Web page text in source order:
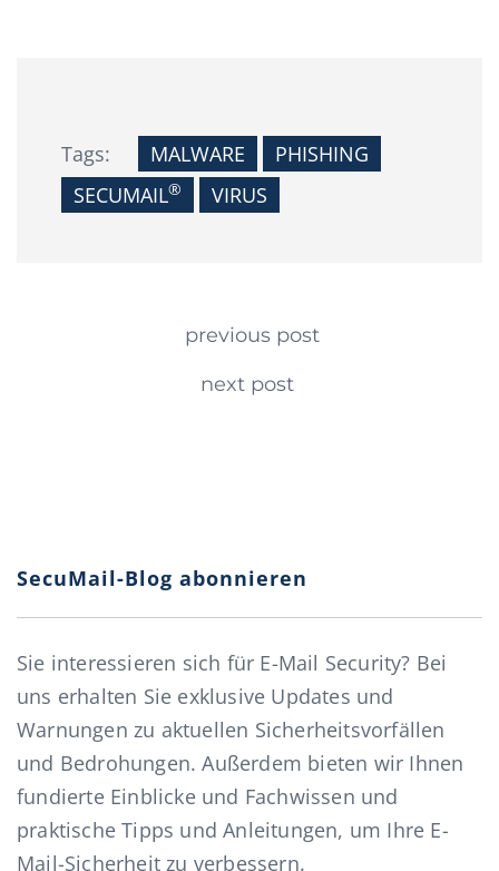
Tags: MALWARE
PHISHING
SECUMAIL® VIRUS
Continue Reading
previous post
next post
SecuMail-Blog abonnieren
Sie interessieren sich für E-Mail Security? Bei
uns erhalten Sie exklusive Updates und
Warnungen zu aktuellen Sicherheitsvorfällen
und Bedrohungen. Außerdem bieten wir Ihnen
fundierte Einblicke und Fachwissen und
praktische Tipps und Anleitungen, um Ihre E-
Mail-Sicherheit zu verbessern.